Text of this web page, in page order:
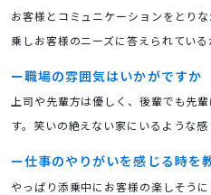
お客様とコミュニケーションをとり
乗しお客様のニーズに答えられてい
職場の雰囲気はいかがですか
上司や先輩方は優しく、後輩でも先
す。笑いの絶えない家にいるような感
仕事のやりがいを感じる時を
やっぱり添乗中にお客様の楽しそう